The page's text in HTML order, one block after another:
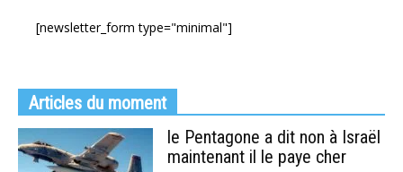
[newsletter_form type="minimal"]
Articles du moment
le Pentagone a dit non à Israël
maintenant il le paye cher